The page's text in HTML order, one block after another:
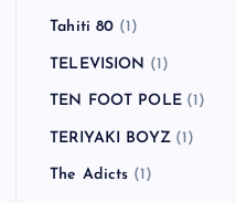
Tahiti 80 (1)
TELEVISION (1)
TEN FOOT POLE(1)
TERIYAKI BOYZ(1)
The Adicts (1)